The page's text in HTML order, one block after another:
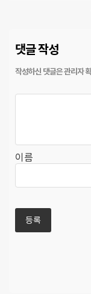
댓글 작성
이름